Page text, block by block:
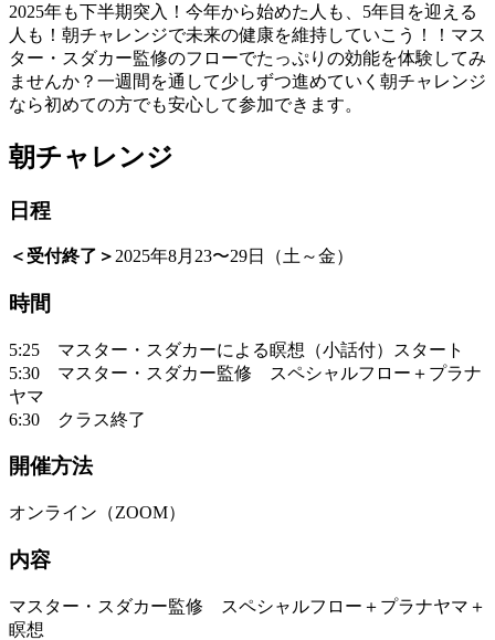
2025年も下半期突入！今年から始めた人も、5年目を迎える
人も！朝チャレンジで未来の健康を維持していこう！！マス
ター・スダカー監修のフローでたっぷりの効能を体験してみ
ませんか？一週間を通して少しずつ進めていく朝チャレンジ
なら初めての方でも安心して参加できます。
朝チャレンジ
日程
＜受付終了＞ 2025年8月23〜29日（土～金）
時間
5:25 マスター・スダカーによる瞑想（小話付）スタート
5:30 マスター・スダカー監修 スペシャルフロー＋プラナ
ヤマ
6:30 クラス終了
開催方法
オンライン（ZOOM）
内容
マスター・スダカー監修 スペシャルフロー＋プラナヤマ＋
瞑想